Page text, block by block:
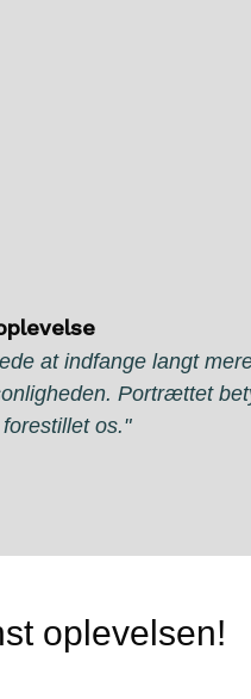
at indfange langt
Portrættet
os."
oplevelsen!